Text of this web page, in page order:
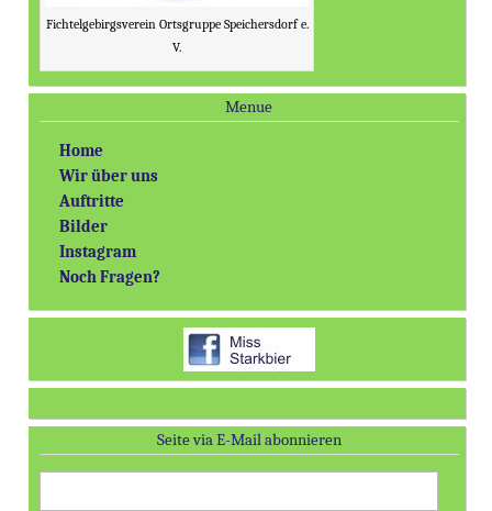
Fichtelgebirgsverein Ortsgruppe Speichersdorf e.
V.
Menue
Home
Wir über uns
Auftritte
Bilder
Instagram
Noch Fragen?
Seite via E-Mail abonnieren